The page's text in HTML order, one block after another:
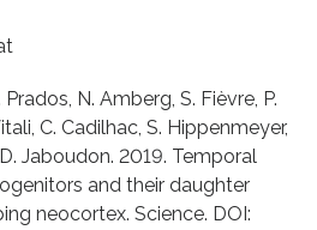
N. Amberg, S. Fièvre, P.
C. Cadilhac, S. Hippenmeyer,
Jaboudon. 2019. Temporal
and their daughter
neocortex. Science. DOI: